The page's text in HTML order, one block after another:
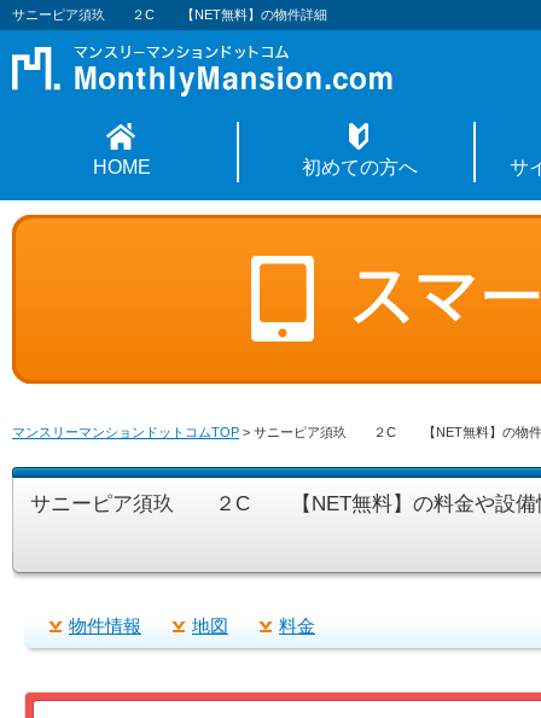
サニーピア須玖 ２C 【NET無料】の物件詳細
HOME 初めての方へ サ
マンスリーマンションドットコムTOP > サニーピア須玖 ２C 【NET無料】の物件
サニーピア須玖 ２C 【NET無料】の料金や設備
物件情報 地図 料金